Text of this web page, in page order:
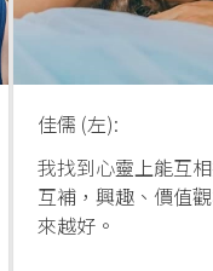
佳儒 (左):
我找到心靈上能互
互補，興趣、價值
來越好。